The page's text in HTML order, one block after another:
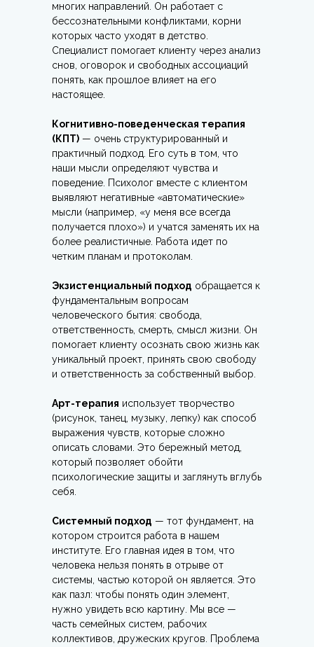
многих направлений. Он работает с
бессознательными конфликтами, корни
которых часто уходят в детство.
Специалист помогает клиенту через анализ
снов, оговорок и свободных ассоциаций
понять, как прошлое влияет на его
настоящее.
Когнитивно-поведенческая терапия
(КПТ) — очень структурированный и
практичный подход. Его суть в том, что
наши мысли определяют чувства и
поведение. Психолог вместе с клиентом
выявляют негативные «автоматические»
мысли (например, «у меня все всегда
получается плохо») и учатся заменять их на
более реалистичные. Работа идет по
четким планам и протоколам.
Экзистенциальный подход обращается к
фундаментальным вопросам
человеческого бытия: свобода,
ответственность, смерть, смысл жизни. Он
помогает клиенту осознать свою жизнь как
уникальный проект, принять свою свободу
и ответственность за собственный выбор.
Арт-терапия использует творчество
(рисунок, танец, музыку, лепку) как способ
выражения чувств, которые сложно
описать словами. Это бережный метод,
который позволяет обойти
психологические защиты и заглянуть вглубь
себя.
Системный подход — тот фундамент, на
котором строится работа в нашем
институте. Его главная идея в том, что
человека нельзя понять в отрыве от
системы, частью которой он является. Это
как пазл: чтобы понять один элемент,
нужно увидеть всю картину. Мы все —
часть семейных систем, рабочих
коллективов, дружеских кругов. Проблема